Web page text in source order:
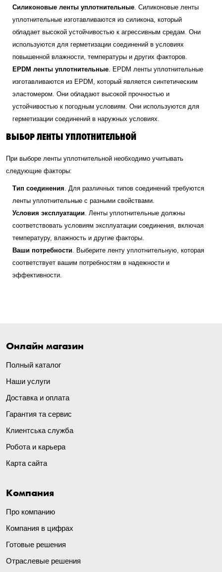
Силиконовые ленты уплотнительные. Силиконовые ленты
уплотнительные изготавливаются из силикона, который
обладает высокой устойчивостью к агрессивным средам. Они
используются для герметизации соединений в условиях
повышенной влажности, температуры и других факторов.
EPDM ленты уплотнительные. EPDM ленты уплотнительные
изготавливаются из EPDM, который является синтетическим
эластомером. Они обладают высокой прочностью и
устойчивостью к погодным условиям. Они используются для
герметизации соединений в наружных условиях.
ВЫБОР ЛЕНТЫ УПЛОТНИТЕЛЬНОЙ
При выборе ленты уплотнительной необходимо учитывать
следующие факторы:
Тип соединения. Для различных типов соединений требуются
ленты уплотнительные с разными свойствами.
Условия эксплуатации. Ленты уплотнительные должны
соответствовать условиям эксплуатации соединения, включая
температуру, влажность и другие факторы.
Ваши потребности. Выберите ленту уплотнительную, которая
соответствует вашим потребностям в надежности и
эффективности.
Онлайн магазин
Полный каталог
Наши услуги
Доставка и оплата
Гарантия та сервис
Клиентська служба
Робота и карьера
Карта сайта
Компания
Про компанию
Компания в цифрах
Готовые решения
Отраслевые решения